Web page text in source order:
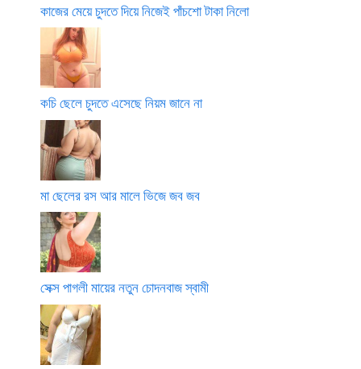
কাজের মেয়ে চুদতে দিয়ে নিজেই পাঁচশো টাকা নিলো
কচি ছেলে চুদতে এসেছে নিয়ম জানে না
মা ছেলের রস আর মালে ভিজে জব জব
সেক্স পাগলী মায়ের নতুন চোদনবাজ স্বামী